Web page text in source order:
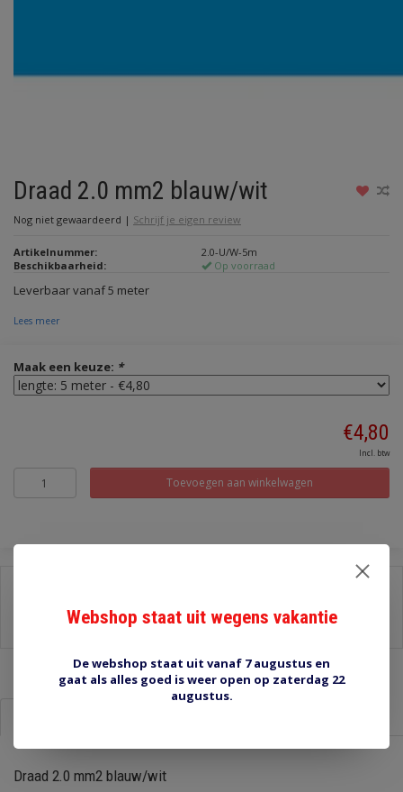
Draad 2.0 mm2 blauw/wit
Nog niet gewaardeerd | Schrijf je eigen review
Artikelnummer:
2.0-U/W-5m
Beschikbaarheid:
Op voorraad
Leverbaar vanaf 5 meter
Lees meer
Maak een keuze: *
€4,80
Incl. btw
Toevoegen aan winkelwagen
Stel een vraag over dit product
Afdrukken
Draad 2.0 mm2 blauw/wit
Webshop staat uit wegens vakantie
De webshop staat uit vanaf 7 augustus en
gaat als alles goed is weer open op zaterdag 22
augustus.